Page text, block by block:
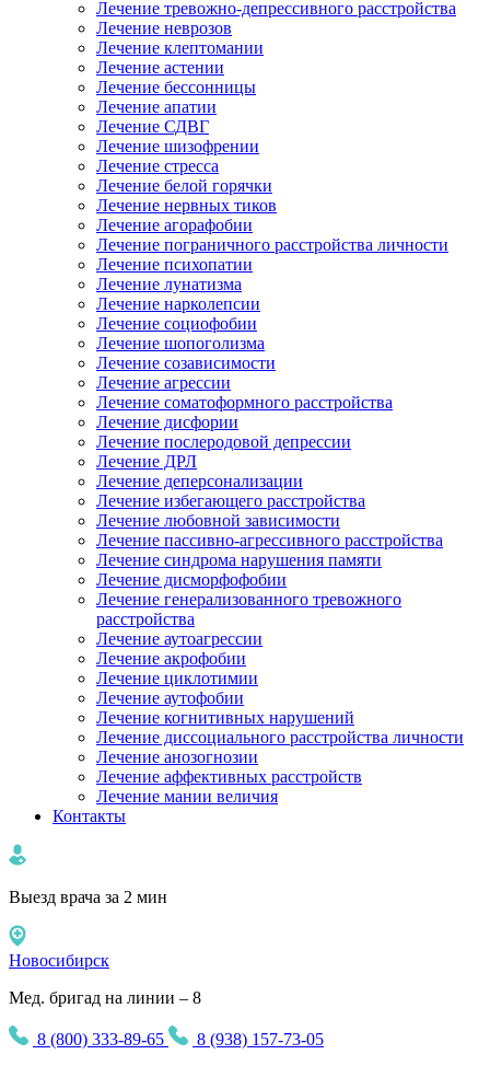
Лечение тревожно-депрессивного расстройства
Лечение неврозов
Лечение клептомании
Лечение астении
Лечение бессонницы
Лечение апатии
Лечение СДВГ
Лечение шизофрении
Лечение стресса
Лечение белой горячки
Лечение нервных тиков
Лечение агорафобии
Лечение пограничного расстройства личности
Лечение психопатии
Лечение лунатизма
Лечение нарколепсии
Лечение социофобии
Лечение шопоголизма
Лечение созависимости
Лечение агрессии
Лечение соматоформного расстройства
Лечение дисфории
Лечение послеродовой депрессии
Лечение ДРЛ
Лечение деперсонализации
Лечение избегающего расстройства
Лечение любовной зависимости
Лечение пассивно-агрессивного расстройства
Лечение синдрома нарушения памяти
Лечение дисморфофобии
Лечение генерализованного тревожного
расстройства
Лечение аутоагрессии
Лечение акрофобии
Лечение циклотимии
Лечение аутофобии
Лечение когнитивных нарушений
Лечение диссоциального расстройства личности
Лечение анозогнозии
Лечение аффективных расстройств
Лечение мании величия
Контакты
Выезд врача за 2 мин
Новосибирск
Мед. бригад на линии – 8
8 (800) 333-89-65
8 (938) 157-73-05